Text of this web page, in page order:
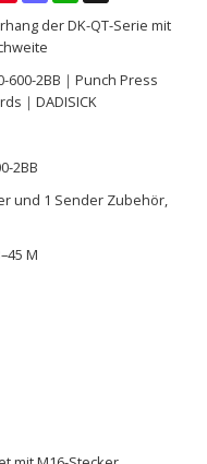
der DK-QT-Serie mit
600-2BB｜Punch Press
｜DADISICK
2BB
und 1 Sender Zubehör,
M